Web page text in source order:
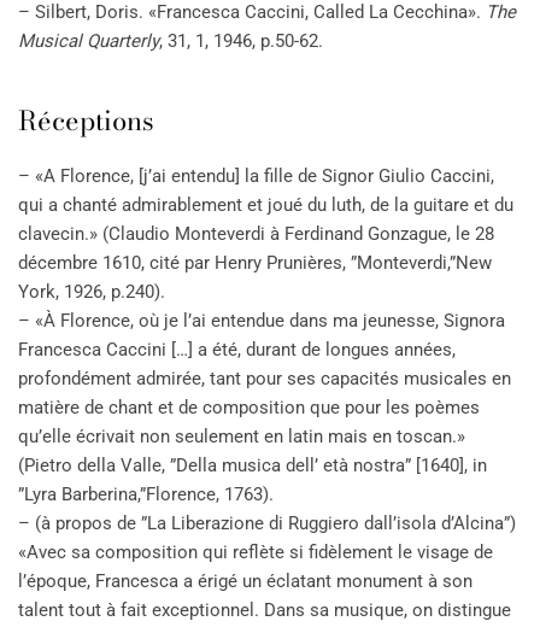
– Silbert, Doris. «Francesca Caccini, Called La Cecchina». The
Musical Quarterly, 31, 1, 1946, p.50-62.
Réceptions
– «A Florence, [j’ai entendu] la fille de Signor Giulio Caccini,
qui a chanté admirablement et joué du luth, de la guitare et du
clavecin.» (Claudio Monteverdi à Ferdinand Gonzague, le 28
décembre 1610, cité par Henry Prunières, ”Monteverdi,”New
York, 1926, p.240).
– «À Florence, où je l’ai entendue dans ma jeunesse, Signora
Francesca Caccini […] a été, durant de longues années,
profondément admirée, tant pour ses capacités musicales en
matière de chant et de composition que pour les poèmes
qu’elle écrivait non seulement en latin mais en toscan.»
(Pietro della Valle, ”Della musica dell’ età nostra” [1640], in
”Lyra Barberina,”Florence, 1763).
– (à propos de ”La Liberazione di Ruggiero dall’isola d’Alcina”)
«Avec sa composition qui reflète si fidèlement le visage de
l’époque, Francesca a érigé un éclatant monument à son
talent tout à fait exceptionnel. Dans sa musique, on distingue